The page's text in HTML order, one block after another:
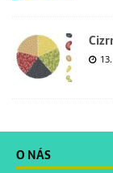
O NÁS